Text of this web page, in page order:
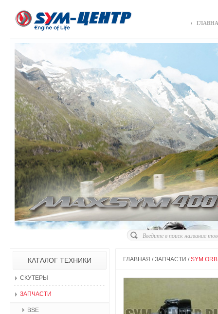
КАТАЛОГ ТЕХНИКИ
СКУТЕРЫ
ЗАПЧАСТИ
BSE
ГЛАВНАЯ / ЗАПЧАСТИ / SYM